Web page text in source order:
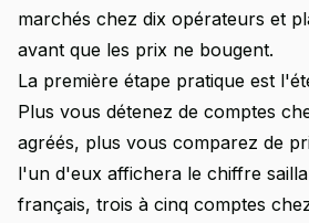
marchés chez dix opérateurs et
avant que les prix ne bougent.
La première étape pratique est
Plus vous détenez de comptes
agréés, plus vous comparez de
l'un d'eux affichera le chiffre
français, trois à cinq comptes